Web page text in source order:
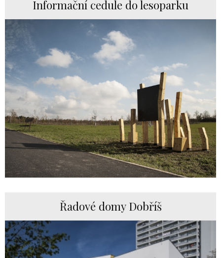
Informační cedule do lesoparku
Řadové domy Dobříš